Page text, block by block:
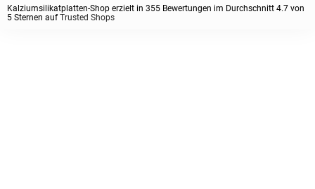
Kalziumsilikatplatten-Shop erzielt in 355 Bewertungen im Durchschnitt 4.7 von
5 Sternen aufTrusted Shops